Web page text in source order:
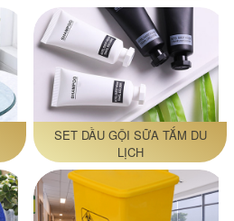
SET DẦU GỘI SỮA TẮM DU
LỊCH